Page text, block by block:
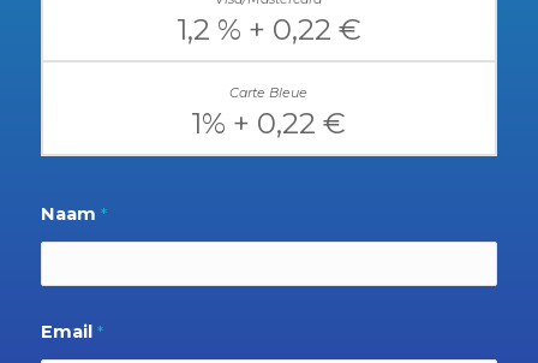
1,2 % + 0,22 €
1% + 0,22 €
Naam *
Email *